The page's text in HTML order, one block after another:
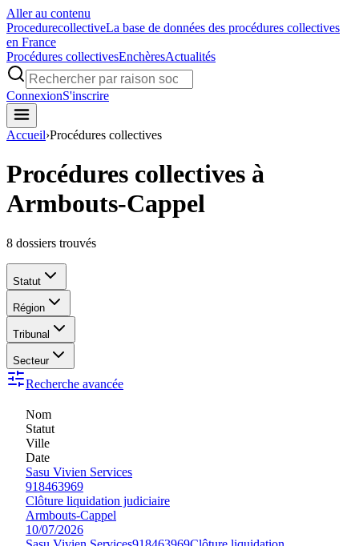
Aller au contenu
ProcedurecollectiveLa base de données des procédures collectives
en France
Procédures collectivesEnchèresActualités
ConnexionS'inscrire
Accueil›Procédures collectives
Procédures collectives à
Armbouts-Cappel
8 dossiers trouvés
Statut
Région
Tribunal
Secteur
Recherche avancée
Nom
Statut
Ville
Date
Sasu Vivien Services
918463969
Clôture liquidation judiciaire
Armbouts-Cappel
10/07/2026